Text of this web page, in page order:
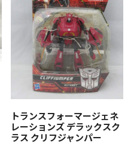
トランスフォーマージェネ
レーションズ デラックスク
ラス クリフジャンパー